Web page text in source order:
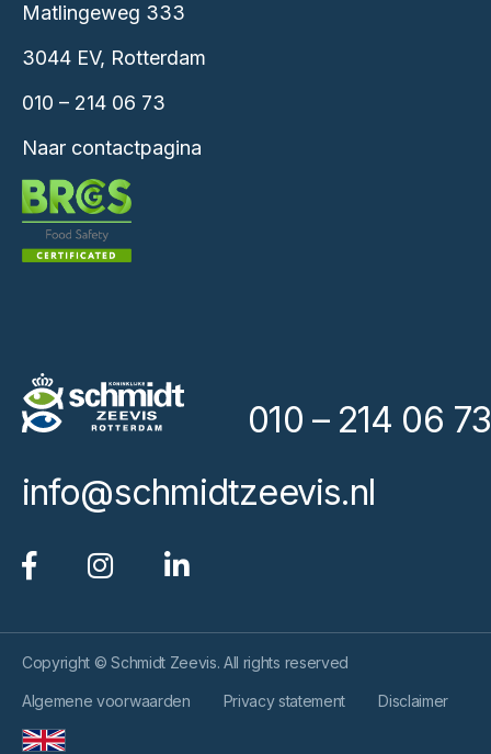
Matlingeweg 333
3044 EV, Rotterdam
010 – 214 06 73
Naar contactpagina
010 – 214 06 73
info@schmidtzeevis.nl
Copyright © Schmidt Zeevis. All rights reserved
Algemene voorwaarden Privacy statement Disclaimer